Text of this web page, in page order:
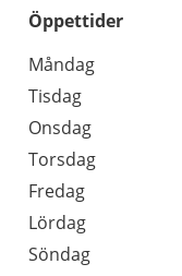
Öppettider
Dag
Öppettider
Kommentarer
Måndag
Tisdag
Onsdag
Torsdag
Fredag
Lördag
Söndag